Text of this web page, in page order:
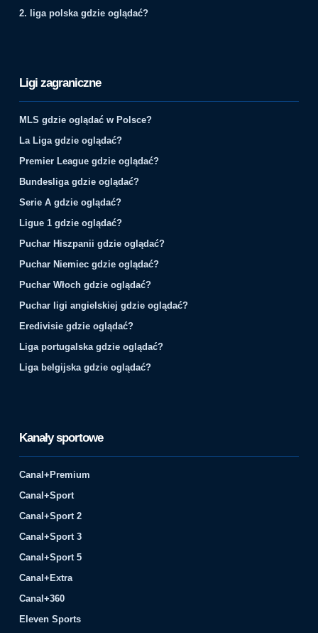
2. liga polska gdzie oglądać?
Ligi zagraniczne
MLS gdzie oglądać w Polsce?
La Liga gdzie oglądać?
Premier League gdzie oglądać?
Bundesliga gdzie oglądać?
Serie A gdzie oglądać?
Ligue 1 gdzie oglądać?
Puchar Hiszpanii gdzie oglądać?
Puchar Niemiec gdzie oglądać?
Puchar Włoch gdzie oglądać?
Puchar ligi angielskiej gdzie oglądać?
Eredivisie gdzie oglądać?
Liga portugalska gdzie oglądać?
Liga belgijska gdzie oglądać?
Kanały sportowe
Canal+Premium
Canal+Sport
Canal+Sport 2
Canal+Sport 3
Canal+Sport 5
Canal+Extra
Canal+360
Eleven Sports